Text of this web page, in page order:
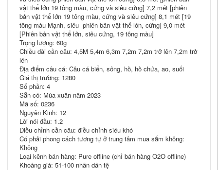
vật thể lớn 19 tông màu, cứng và siêu cứng] 7,2 mét [phiên
bản vật thể lớn 19 tông màu, cứng và siêu cứng] 8,1 mét [19
tông màu Mạnh, siêu -phiên bản vật thể lớn, cứng] 9,0 mét
[Phiên bản vật thể lớn, siêu cứng, 19 tông màu]
Trọng lượng: 60g
Chiều dài cần câu: 4,5M 5,4m 6,3m 7,2m 7,2m trở lên 7,2m trở
lên
Địa điểm câu cá: Câu cá biển, sông, hồ, hồ chứa, ao, suối
Giá thị trường: 1280
Số phần: 4
Sẵn có: Mùa xuân năm 2023
Mã số: 0236
Nguyên Kinh: 12
Lời nói đầu: 1.2
Điều chỉnh cần câu: điều chỉnh siêu khó
Có phải phong cách tương tự ở trung tâm mua sắm không:
Không
Loại kênh bán hàng: Pure offline (chỉ bán hàng O2O offline)
Khoảng giá: 51-100 nhân dân tệ